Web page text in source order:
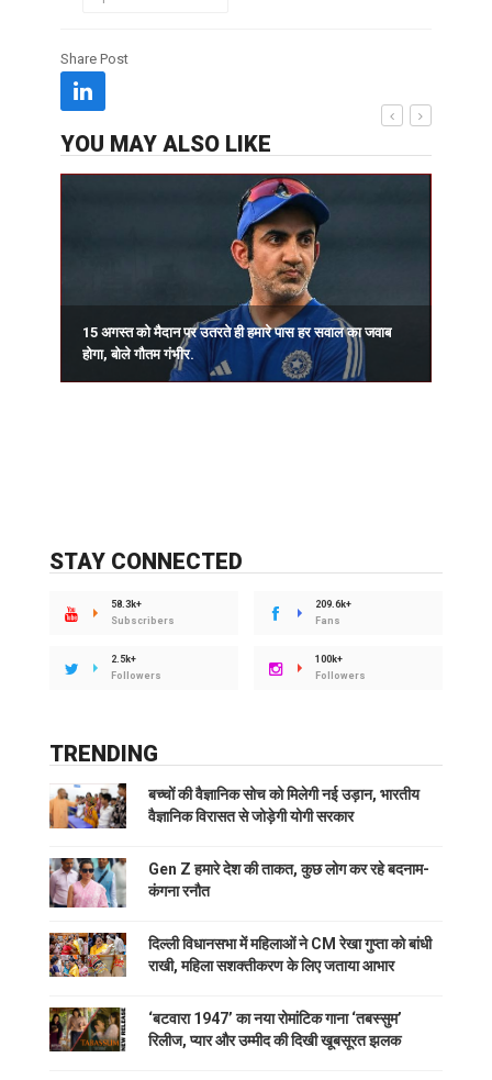
Share Post
YOU MAY ALSO LIKE
15 अगस्त को मैदान पर उतरते ही हमारे पास हर सवाल का जवाब
होगा, बोले गौतम गंभीर.
STAY CONNECTED
58.3k+
Subscribers
209.6k+
Fans
2.5k+
Followers
100k+
Followers
TRENDING
बच्चों की वैज्ञानिक सोच को मिलेगी नई उड़ान, भारतीय
वैज्ञानिक विरासत से जोड़ेगी योगी सरकार
Gen Z हमारे देश की ताकत, कुछ लोग कर रहे बदनाम-
कंगना रनौत
दिल्ली विधानसभा में महिलाओं ने CM रेखा गुप्ता को बांधी
राखी, महिला सशक्तीकरण के लिए जताया आभार
‘बटवारा 1947’ का नया रोमांटिक गाना ‘तबस्सुम’
रिलीज, प्यार और उम्मीद की दिखी खूबसूरत झलक